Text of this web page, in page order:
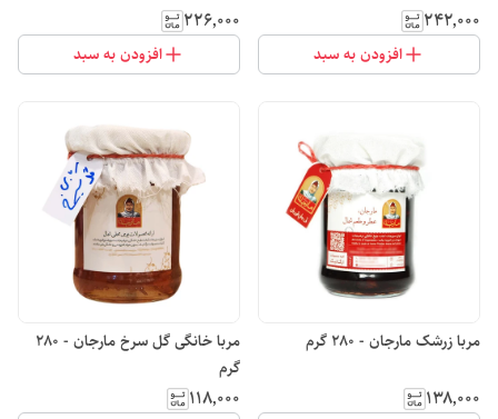
۲۴۲٬۰۰۰
افزودن به سبد
۲۲۶٬۰۰۰
افزودن به سبد
مربا زرشک مارجان - 280 گرم
۱۳۸٬۰۰۰
مربا خانگی گل سرخ مارجان - 280
گرم
۱۱۸٬۰۰۰